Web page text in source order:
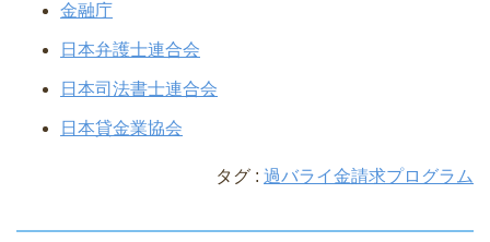
金融庁
日本弁護士連合会
日本司法書士連合会
日本貸金業協会
タグ : 過バライ金請求プログラム